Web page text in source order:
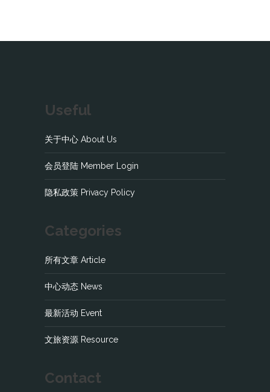
Useful
关于中心 About Us
会员登陆 Member Login
隐私政策 Privacy Policy
Categories
所有文章 Article
中心动态 News
最新活动 Event
文旅资源 Resource
Contact